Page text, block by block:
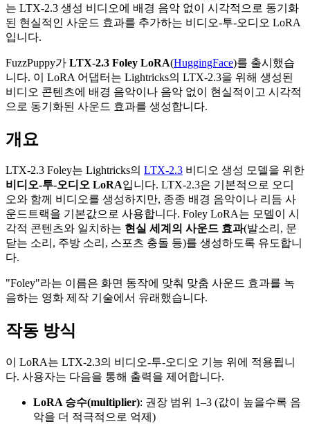
는 LTX-2.3 생성 비디오에 배경 음악 없이 시각적으로 동기화
된 현실적인 사운드 효과를 추가하는 비디오-투-오디오 LoRA
입니다.
FuzzPuppy가 LTX-2.3 Foley LoRA(HuggingFace)를 출시했습
니다. 이 LoRA 어댑터는 Lightricks의 LTX-2.3을 위해 생성된
비디오 콘텐츠에 배경 음악이나 음악 없이 현실적이고 시각적
으로 동기화된 사운드 효과를 생성합니다.
개요
LTX-2.3 Foley는 Lightricks의 LTX-2.3 비디오 생성 모델을 위한
비디오-투-오디오 LoRA입니다. LTX-2.3은 기본적으로 오디
오와 함께 비디오를 생성하지만, 종종 배경 음악이나 리듬 사
운드트랙을 기본값으로 사용합니다. Foley LoRA는 모델이 시
각적 콘텐츠와 일치하는 현실 세계의 사운드 효과(발소리, 문
닫는 소리, 주방 소리, 스포츠 충돌 등)를 생성하도록 유도합니
다.
"Foley"라는 이름은 화면 동작에 맞춰 맞춤 사운드 효과를 녹
음하는 영화 제작 기술에서 유래했습니다.
작동 방식
이 LoRA는 LTX-2.3의 비디오-투-오디오 기능 위에 적용됩니
다. 사용자는 다음을 통해 출력을 제어합니다.
LoRA 승수(multiplier): 권장 범위 1–3 (값이 높을수록 음
악을 더 적극적으로 억제)